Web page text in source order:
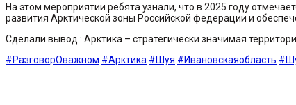
На этом мероприятии ребята узнали, что в 2025 году
развития Арктической зоны Российской федерации и
Сделали вывод : Арктика – стратегически значимая
#РазговорОважном #Арктика #Шуя #Ивановскаяобласть